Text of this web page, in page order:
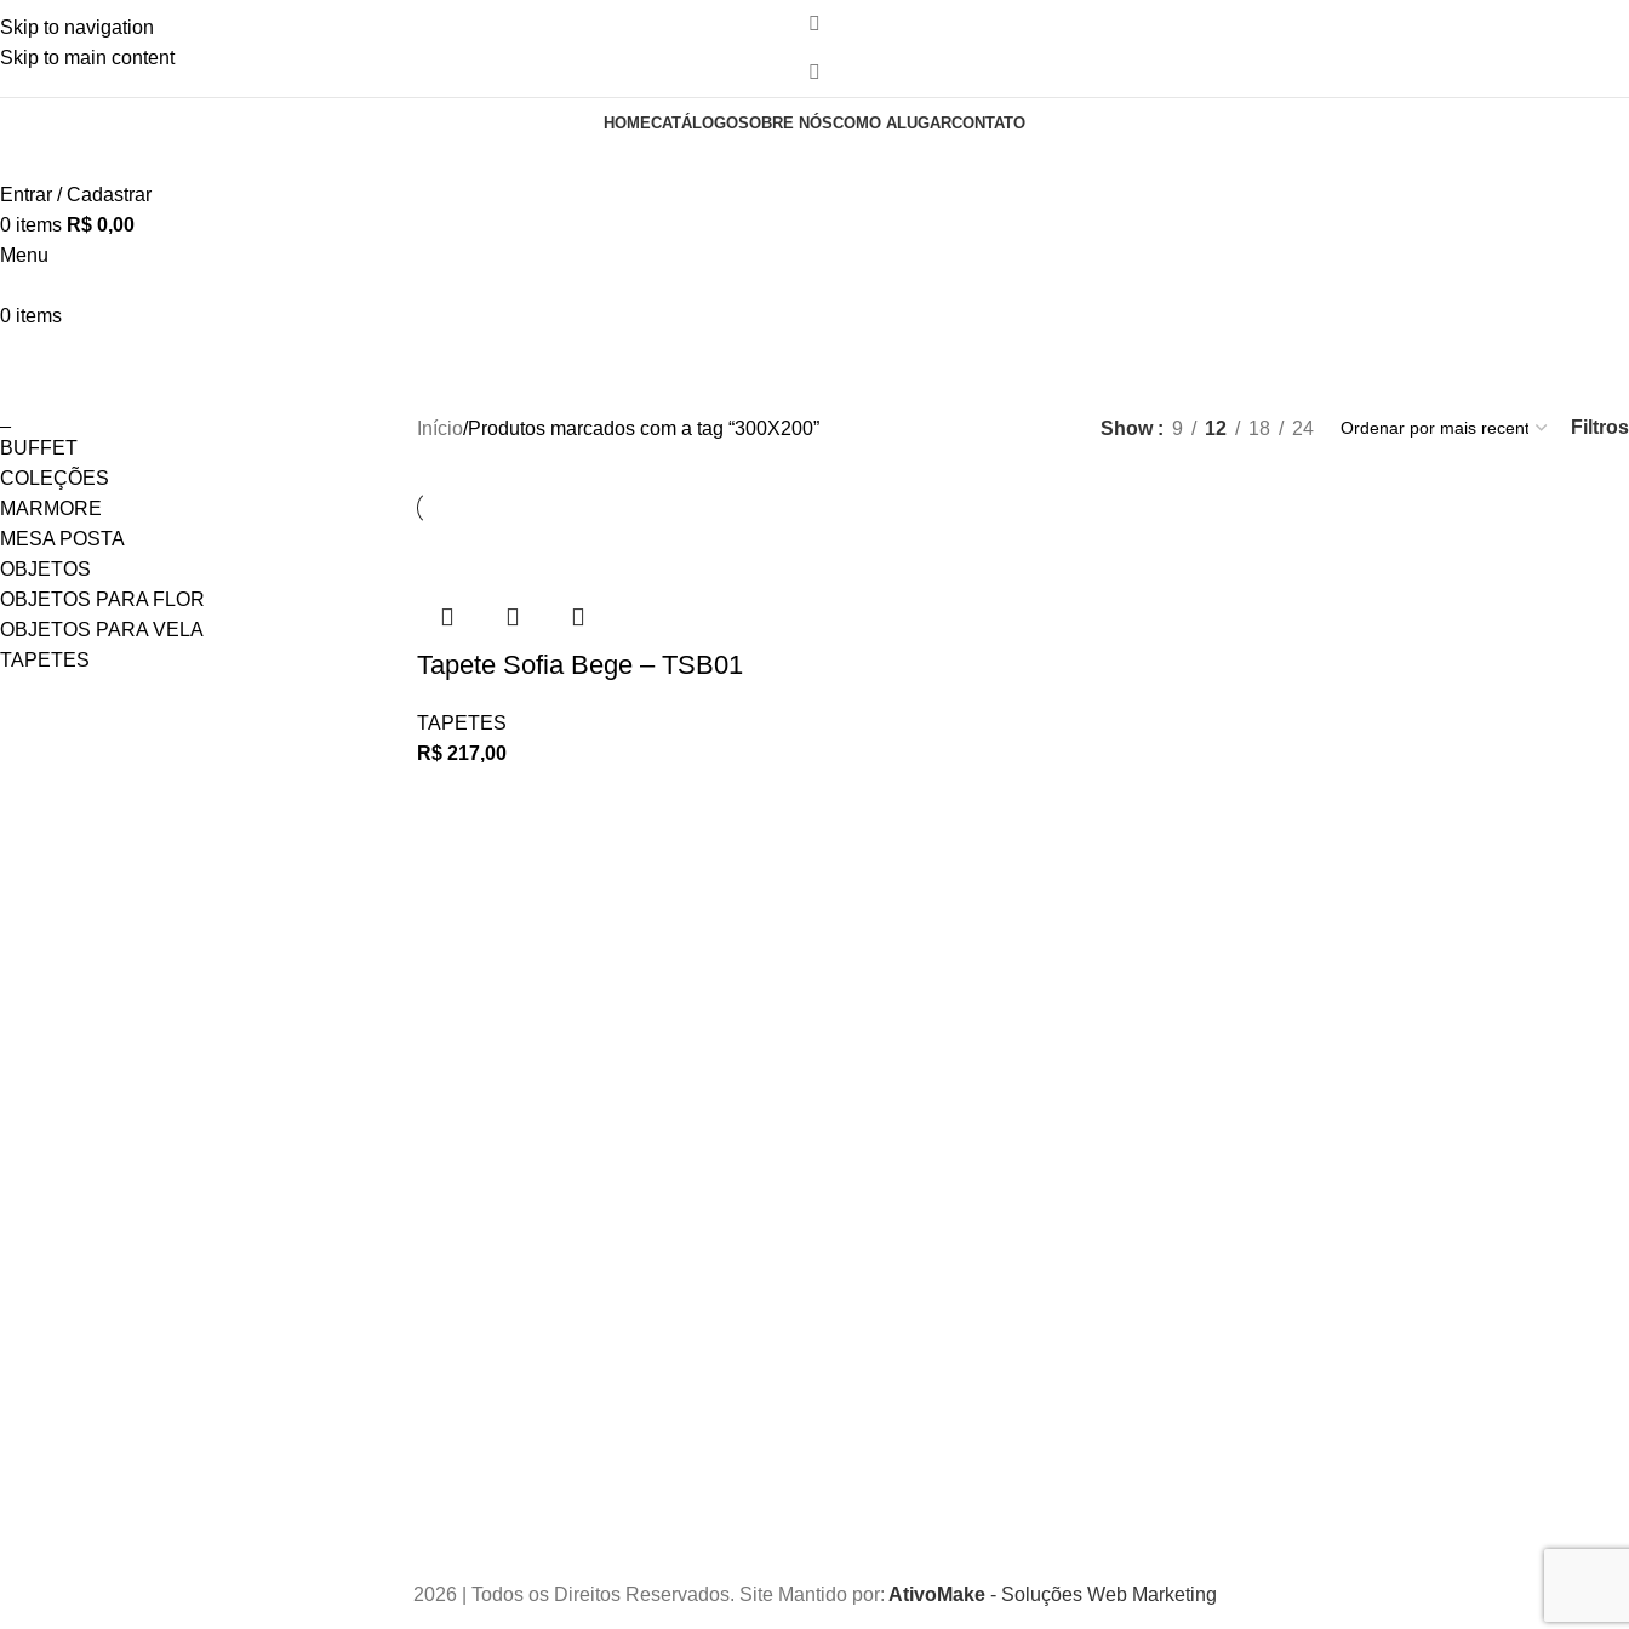
Skip to navigation
Skip to main content
HOMECATÁLOGOSOBRE NÓSCOMO ALUGARCONTATO
Entrar / Cadastrar
0 items R$ 0,00
Menu
0 items
BUFFET
COLEÇÕES
MARMORE
MESA POSTA
OBJETOS
OBJETOS PARA FLOR
OBJETOS PARA VELA
TAPETES
Início Produtos marcados com a tag “300X200” Show 9 12 18 24 Filtros
Tapete Sofia Bege – TSB01
TAPETES
R$217,00
2026 | Todos os Direitos Reservados. Site Mantido por: AtivoMake- Soluções Web Marketing